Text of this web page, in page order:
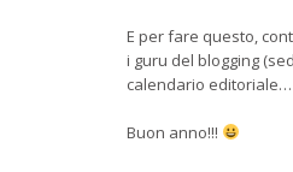
E per fare questo,
i guru del blogging
calendario editoriale…
Buon anno!!!